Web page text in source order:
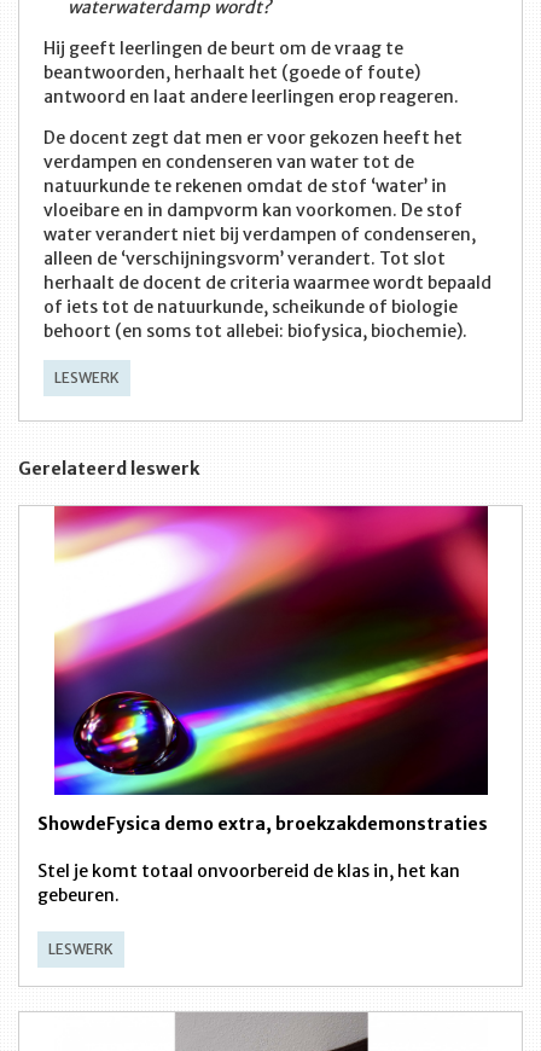
waterwaterdamp wordt?
Hij geeft leerlingen de beurt om de vraag te
beantwoorden, herhaalt het (goede of foute)
antwoord en laat andere leerlingen erop reageren.
De docent zegt dat men er voor gekozen heeft het
verdampen en condenseren van water tot de
natuurkunde te rekenen omdat de stof ‘water’ in
vloeibare en in dampvorm kan voorkomen. De stof
water verandert niet bij verdampen of condenseren,
alleen de ‘verschijningsvorm’ verandert. Tot slot
herhaalt de docent de criteria waarmee wordt bepaald
of iets tot de natuurkunde, scheikunde of biologie
behoort (en soms tot allebei: biofysica, biochemie).
LESWERK
Gerelateerd leswerk
ShowdeFysica demo extra, broekzakdemonstraties
Stel je komt totaal onvoorbereid de klas in, het kan
gebeuren.
LESWERK